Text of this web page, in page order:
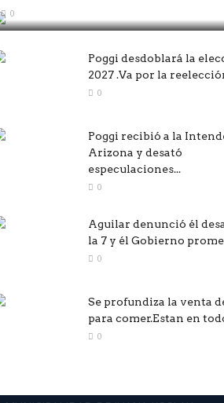
0
Poggi desdoblará la
2027 .Va por la
0
Poggi recibió a la
Arizona y desató
especulaciones...
0
Aguilar denunció él
la 7 y él Gobierno
0
Se profundiza la venta
para comer.Estan en
0